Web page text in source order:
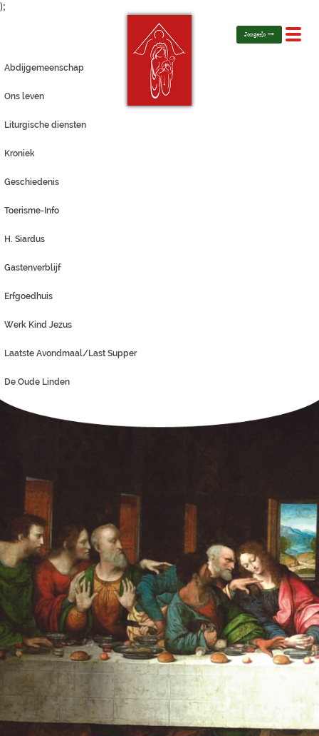
);
Toggle
Jongerlo
Abdijgemeenschap
Ons leven
Liturgische diensten
Kroniek
Geschiedenis
Toerisme-Info
H. Siardus
Gastenverblijf
Erfgoedhuis
Werk Kind Jezus
Laatste Avondmaal/Last Supper
De Oude Linden